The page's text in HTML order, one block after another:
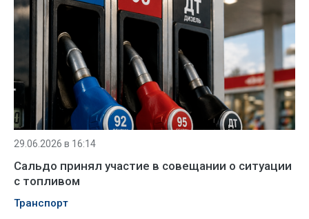
29.06.2026 в 16:14
Сальдо принял участие в совещании о ситуации
с топливом
Транспорт